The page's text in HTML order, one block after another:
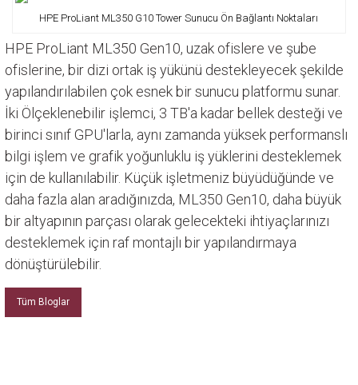
HPE ProLiant ML350 G10 Tower Sunucu Ön Bağlantı Noktaları
HPE ProLiant ML350 Gen10, uzak ofislere ve şube
ofislerine, bir dizi ortak iş yükünü destekleyecek şekilde
yapılandırılabilen çok esnek bir sunucu platformu sunar.
İki Ölçeklenebilir işlemci, 3 TB'a kadar bellek desteği ve
birinci sınıf GPU'larla, aynı zamanda yüksek performanslı
bilgi işlem ve grafik yoğunluklu iş yüklerini desteklemek
için de kullanılabilir. Küçük işletmeniz büyüdüğünde ve
daha fazla alan aradığınızda, ML350 Gen10, daha büyük
bir altyapının parçası olarak gelecekteki ihtiyaçlarınızı
desteklemek için raf montajlı bir yapılandırmaya
dönüştürülebilir.
Tüm Bloglar